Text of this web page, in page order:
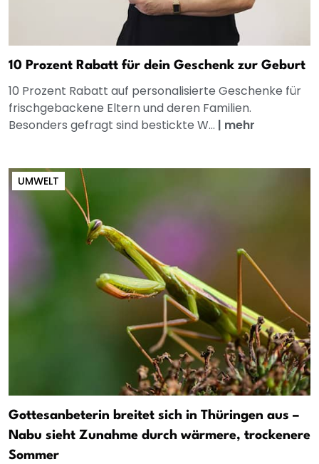
10 Prozent Rabatt für dein Geschenk zur Geburt
10 Prozent Rabatt auf personalisierte Geschenke für
frischgebackene Eltern und deren Familien.
Besonders gefragt sind bestickte W... | mehr
UMWELT
Gottesanbeterin breitet sich in Thüringen aus –
Nabu sieht Zunahme durch wärmere, trockenere
Sommer